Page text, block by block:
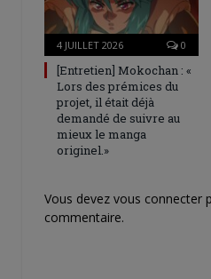
4 JUILLET 2026 0
[Entretien] Mokochan : «
Lors des prémices du
projet, il était déjà
demandé de suivre au
mieux le manga
originel.»
Vous devez vous connecter
commentaire.